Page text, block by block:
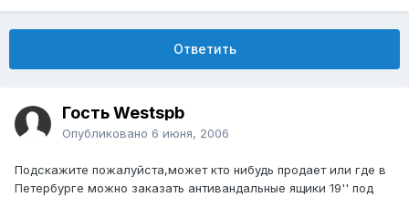
Ответить
Гость Westspb
Опубликовано 6 июня, 2006
Подскажите пожалуйста,может кто нибудь продает или где в
Петербурге можно заказать антивандальные ящики 19'' под